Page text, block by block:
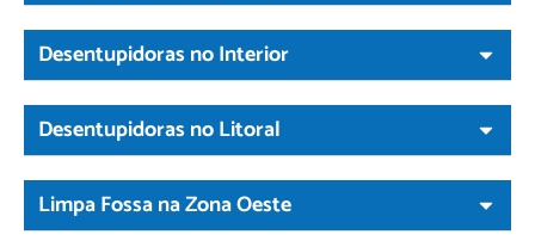
Desentupidoras no Interior
Desentupidoras no Litoral
Limpa Fossa na Zona Oeste